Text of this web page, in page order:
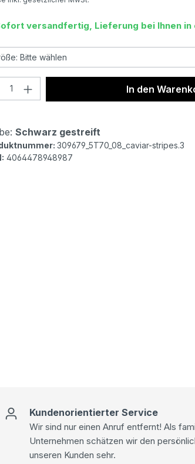
versandfertig, Lieferung bei Ihnen in
Anzahl: Gib den
In den
Schwarz gestreift
309679_5T70_08_caviar-stripes.3
4064478948987
Kundenorientierter Service
Wir sind nur einen Anruf entfernt! Als
Unternehmen schätzen wir den
unseren Kunden sehr.